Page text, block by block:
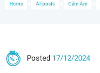
Home All posts Cảm Âm
Posted 17/12/2024